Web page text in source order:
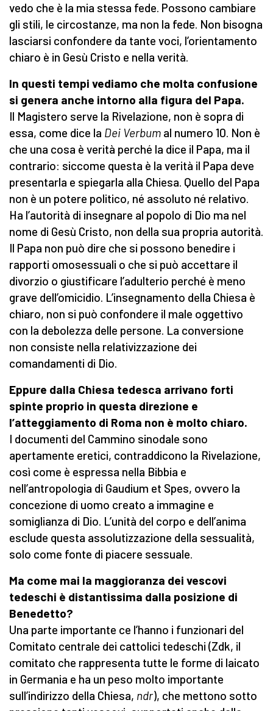
vedo che è la mia stessa fede. Possono cambiare
gli stili, le circostanze, ma non la fede. Non bisogna
lasciarsi confondere da tante voci, l’orientamento
chiaro è in Gesù Cristo e nella verità.
In questi tempi vediamo che molta confusione
si genera anche intorno alla figura del Papa.
Il Magistero serve la Rivelazione, non è sopra di
essa, come dice la Dei Verbum al numero 10. Non è
che una cosa è verità perché la dice il Papa, ma il
contrario: siccome questa è la verità il Papa deve
presentarla e spiegarla alla Chiesa. Quello del Papa
non è un potere politico, né assoluto né relativo.
Ha l’autorità di insegnare al popolo di Dio ma nel
nome di Gesù Cristo, non della sua propria autorità.
Il Papa non può dire che si possono benedire i
rapporti omosessuali o che si può accettare il
divorzio o giustificare l’adulterio perché è meno
grave dell’omicidio. L’insegnamento della Chiesa è
chiaro, non si può confondere il male oggettivo
con la debolezza delle persone. La conversione
non consiste nella relativizzazione dei
comandamenti di Dio.
Eppure dalla Chiesa tedesca arrivano forti
spinte proprio in questa direzione e
l’atteggiamento di Roma non è molto chiaro.
I documenti del Cammino sinodale sono
apertamente eretici, contraddicono la Rivelazione,
così come è espressa nella Bibbia e
nell’antropologia di Gaudium et Spes, ovvero la
concezione di uomo creato a immagine e
somiglianza di Dio. L’unità del corpo e dell’anima
esclude questa assolutizzazione della sessualità,
solo come fonte di piacere sessuale.
Ma come mai la maggioranza dei vescovi
tedeschi è distantissima dalla posizione di
Benedetto?
Una parte importante ce l’hanno i funzionari del
Comitato centrale dei cattolici tedeschi (Zdk, il
comitato che rappresenta tutte le forme di laicato
in Germania e ha un peso molto importante
sull’indirizzo della Chiesa, ndr), che mettono sotto